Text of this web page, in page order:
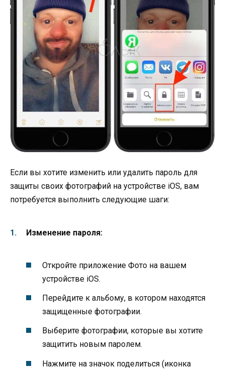
Если вы хотите изменить или удалить пароль для
защиты своих фотографий на устройстве iOS, вам
потребуется выполнить следующие шаги:
Изменение пароля:
Откройте приложение Фото на вашем
устройстве iOS.
Перейдите к альбому, в котором находятся
защищенные фотографии.
Выберите фотографии, которые вы хотите
защитить новым паролем.
Нажмите на значок поделиться (иконка